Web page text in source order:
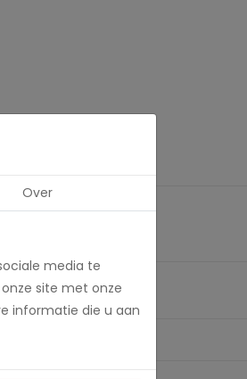
Over
media te
site met onze
informatie die u aan